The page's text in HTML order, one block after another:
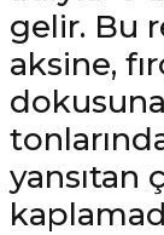
gelir. Bu
aksine,
yansıtan